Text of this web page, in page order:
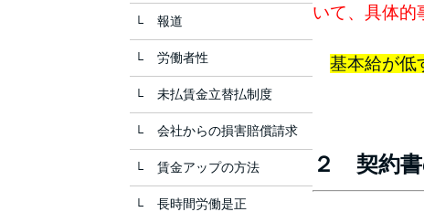
いて、具体的
基本給が低
２
報道
労働者性
未払賃金立替払制度
会社からの損害賠償請求
賃金アップの方法
長時間労働是正